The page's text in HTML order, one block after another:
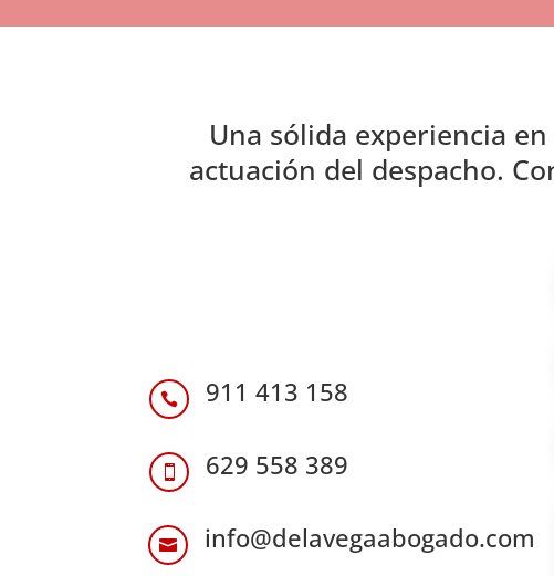
Una sólida experiencia
actuación del despacho.
 911 413 158
 629 558 389
 info@delavegaabogado.com